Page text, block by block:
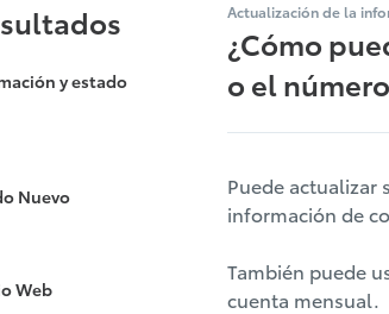
y estado
Nuevo
Web
Actualización de la
¿Cómo
o el
Puede actualizar
información de
También puede
cuenta mensual.